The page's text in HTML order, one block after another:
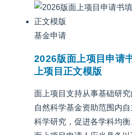
基金申请
2026版面上项目申请
上项目正文模版
面上项目支持从事基础研
自然科学基金资助范围内
科学研究，促进各学科均衡